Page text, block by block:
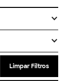
Limpar Filtros